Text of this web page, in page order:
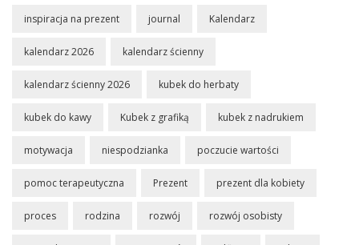
inspiracja na prezent journal Kalendarz
kalendarz 2026 kalendarz ścienny
kalendarz ścienny 2026 kubek do herbaty
kubek do kawy Kubek z grafiką kubek z nadrukiem
motywacja niespodzianka poczucie wartości
pomoc terapeutyczna Prezent prezent dla kobiety
proces rodzina rozwój rozwój osobisty